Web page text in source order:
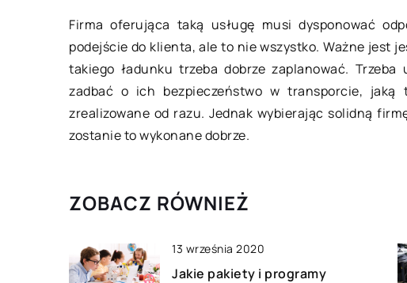
Firma oferująca taką usługę musi dysponować
podejście do klienta, ale to nie wszystko. Ważne jest
takiego ładunku trzeba dobrze zaplanować.
zadbać o ich bezpieczeństwo w transporcie,
zrealizowane od razu. Jednak wybierając solidną
zostanie to wykonane dobrze.
ZOBACZ RÓWNIEŻ
13 września 2020
Jakie pakiety i programy
świat. Jest to działanie
wieloetapowe, wymagające
zastosowania różnego
rozwiązań edukacyjnych. […]